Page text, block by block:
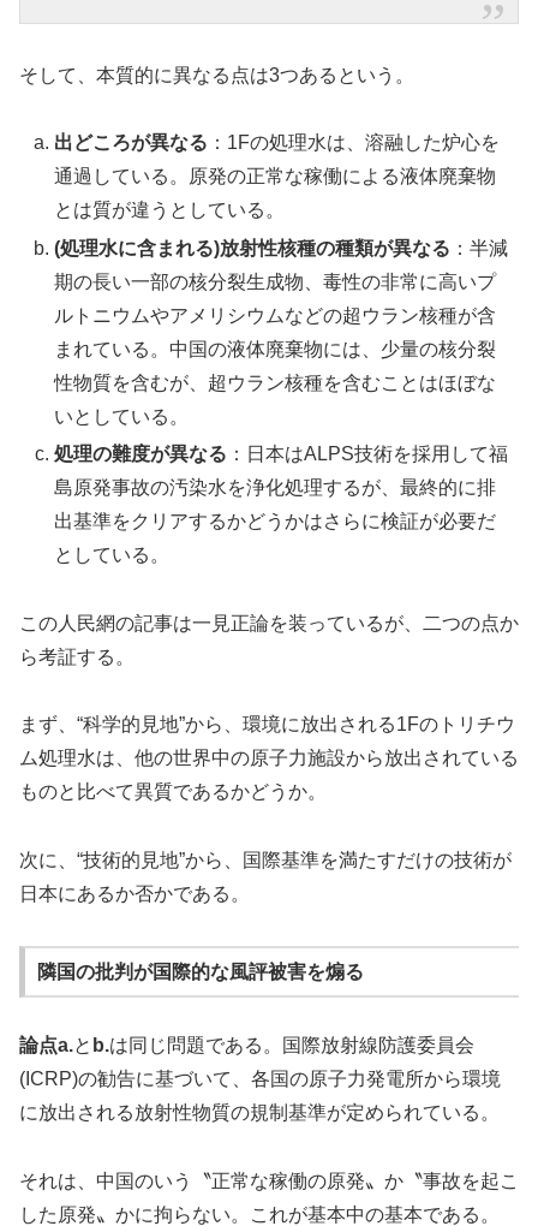
そして、本質的に異なる点は3つあるという。
出どころが異なる ：1Fの処理水は、溶融した炉心を
通過している。原発の正常な稼働による液体廃棄物
とは質が違うとしている。
(処理水に含まれる)放射性核種の種類が異なる ：半減
期の長い一部の核分裂生成物、毒性の非常に高いプ
ルトニウムやアメリシウムなどの超ウラン核種が含
まれている。中国の液体廃棄物には、少量の核分裂
性物質を含むが、超ウラン核種を含むことはほぼな
いとしている。
処理の難度が異なる ：日本はALPS技術を採用して福
島原発事故の汚染水を浄化処理するが、最終的に排
出基準をクリアするかどうかはさらに検証が必要だ
としている。
この人民網の記事は一見正論を装っているが、二つの点か
ら考証する。
まず、“科学的見地”から、環境に放出される1Fのトリチウ
ム処理水は、他の世界中の原子力施設から放出されている
ものと比べて異質であるかどうか。
次に、“技術的見地”から、国際基準を満たすだけの技術が
日本にあるか否かである。
隣国の批判が国際的な風評被害を煽る
論点a.と b.は同じ問題である。国際放射線防護委員会
(ICRP)の勧告に基づいて、各国の原子力発電所から環境
に放出される放射性物質の規制基準が定められている。
それは、中国のいう〝正常な稼働の原発〟か〝事故を起こ
した原発〟かに拘らない。これが基本中の基本である。